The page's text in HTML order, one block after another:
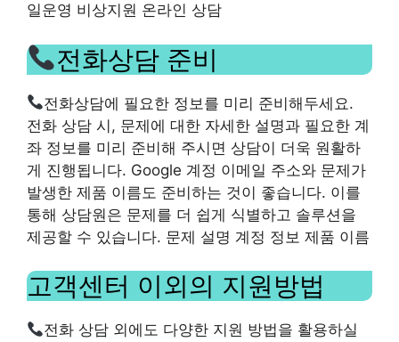
일운영 비상지원 온라인 상담
전화상담 준비
전화상담에 필요한 정보를 미리 준비해두세요.
전화 상담 시, 문제에 대한 자세한 설명과 필요한 계
좌 정보를 미리 준비해 주시면 상담이 더욱 원활하
게 진행됩니다. Google 계정 이메일 주소와 문제가
발생한 제품 이름도 준비하는 것이 좋습니다. 이를
통해 상담원은 문제를 더 쉽게 식별하고 솔루션을
제공할 수 있습니다. 문제 설명 계정 정보 제품 이름
고객센터 이외의 지원방법
전화 상담 외에도 다양한 지원 방법을 활용하실